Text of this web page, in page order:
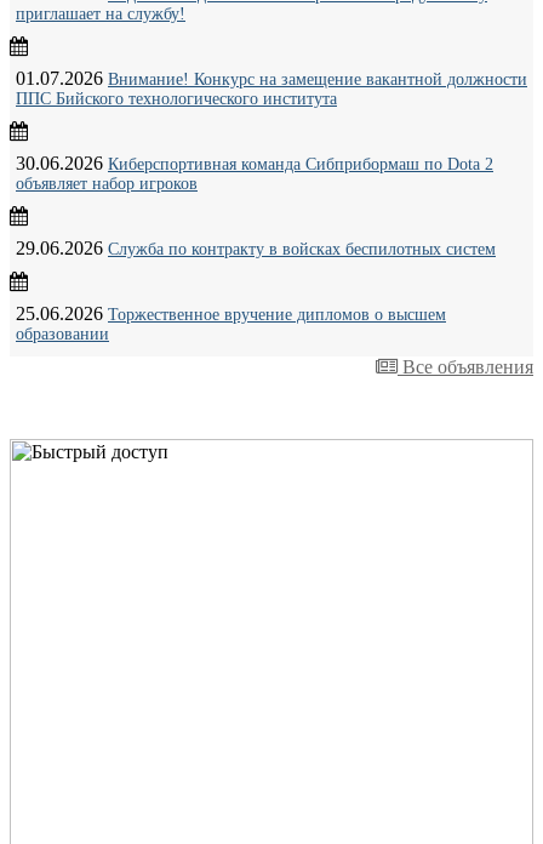
приглашает на службу!
01.07.2026 Внимание! Конкурс на замещение вакантной должности
ППС Бийского технологического института
30.06.2026 Киберспортивная команда Сибприбормаш по Dota 2
объявляет набор игроков
29.06.2026 Служба по контракту в войсках беспилотных систем
25.06.2026 Торжественное вручение дипломов о высшем
образовании
Все объявления